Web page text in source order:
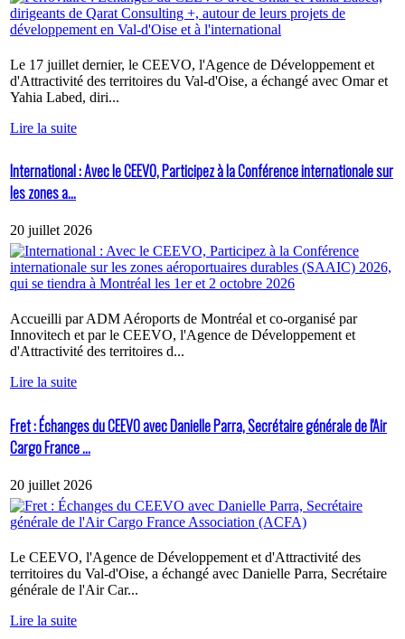
Le 17 juillet dernier, le CEEVO, l'Agence de Développement et
d'Attractivité des territoires du Val-d'Oise, a échangé avec Omar et
Yahia Labed, diri...
Lire la suite
International : Avec le CEEVO, Participez à la Conférence internationale sur
les zones a...
20 juillet 2026
Accueilli par ADM Aéroports de Montréal et co-organisé par
Innovitech et par le CEEVO, l'Agence de Développement et
d'Attractivité des territoires d...
Lire la suite
Fret : Échanges du CEEVO avec Danielle Parra, Secrétaire générale de l'Air
Cargo France ...
20 juillet 2026
Le CEEVO, l'Agence de Développement et d'Attractivité des
territoires du Val-d'Oise, a échangé avec Danielle Parra, Secrétaire
générale de l'Air Car...
Lire la suite